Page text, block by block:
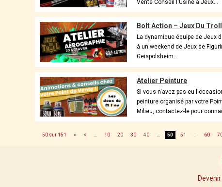
Vente Conseil l'Usine à Jeux...
Bolt Action – Jeux Du Troll
La dynamique équipe de Jeux
à un weekend de Jeux de
Geispolsheim...
Atelier Peinture
Si vous n'avez pas eu
peinture organisé par votre
Milieu, contactez-le pour
50 sur 151 « < 10 20 30 40 50 51 60